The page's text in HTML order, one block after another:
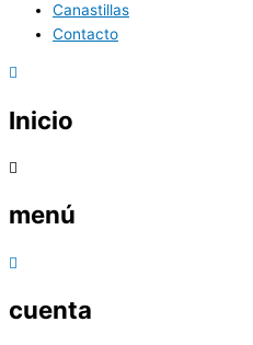
Canastillas
Contacto
Inicio
menú
cuenta